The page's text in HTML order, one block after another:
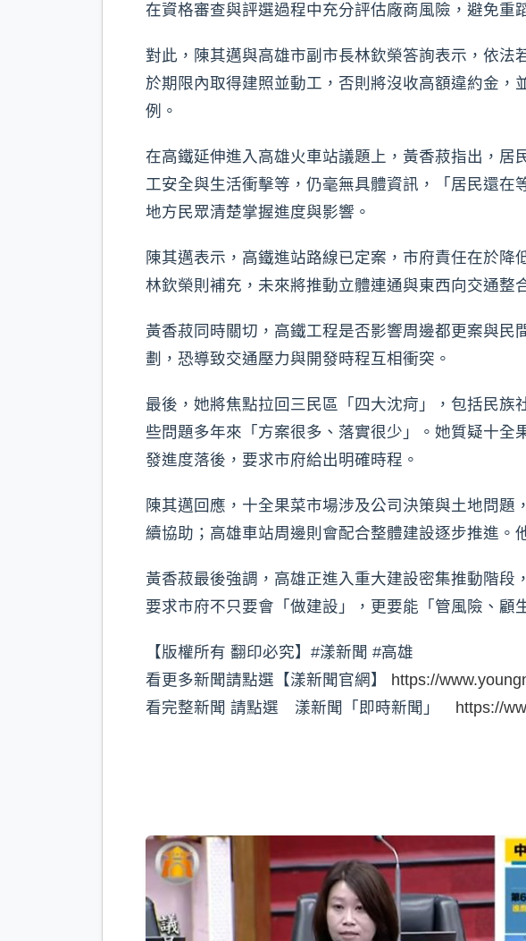
在資格審查與評選過程中充分評估廠商風險，避免重
對此，陳其邁與高雄市副市長林欽榮答詢表示，依
於期限內取得建照並動工，否則將沒收高額違約金
例。
在高鐵延伸進入高雄火車站議題上，黃香菽指出，
工安全與生活衝擊等，仍毫無具體資訊，「居民還
地方民眾清楚掌握進度與影響。
陳其邁表示，高鐵進站路線已定案，市府責任在於
林欽榮則補充，未來將推動立體連通與東西向交通整
黃香菽同時關切，高鐵工程是否影響周邊都更案與
劃，恐導致交通壓力與開發時程互相衝突。
最後，她將焦點拉回三民區「四大沈疴」，包括民
些問題多年來「方案很多、落實很少」。她質疑十
發進度落後，要求市府給出明確時程。
陳其邁回應，十全果菜市場涉及公司決策與土地問
續協助；高雄車站周邊則會配合整體建設逐步推進
黃香菽最後強調，高雄正進入重大建設密集推動階
要求市府不只要會「做建設」，更要能「管風險、
【版權所有 翻印必究】#漾新聞 #高雄
看更多新聞請點選【漾新聞官網】 https://
看完整新聞 請點選 漾新聞「即時新聞」 https://